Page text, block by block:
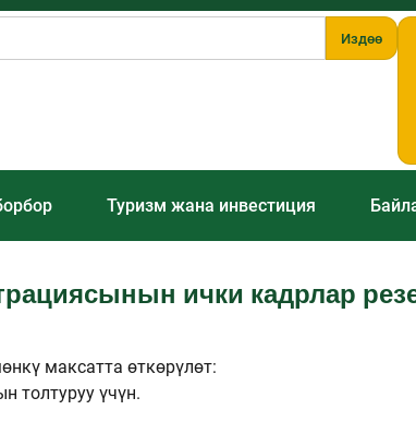
Издөө
Туризм жана инвестиция
ички кадрлар
максатта өткөрүлөт:
толтуруу үчүн.